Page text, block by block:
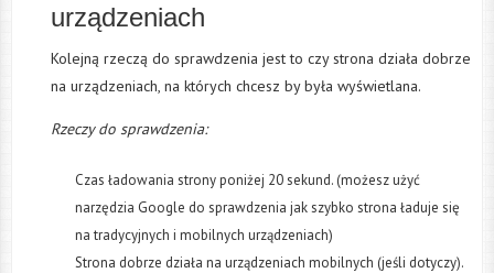
urządzeniach
Kolejną rzeczą do sprawdzenia jest to czy strona działa dobrze
na urządzeniach, na których chcesz by była wyświetlana.
Rzeczy do sprawdzenia:
Czas ładowania strony poniżej 20 sekund. (możesz użyć
narzędzia Google do sprawdzenia jak szybko strona ładuje się
na tradycyjnych i mobilnych urządzeniach)
Strona dobrze działa na urządzeniach mobilnych (jeśli dotyczy).